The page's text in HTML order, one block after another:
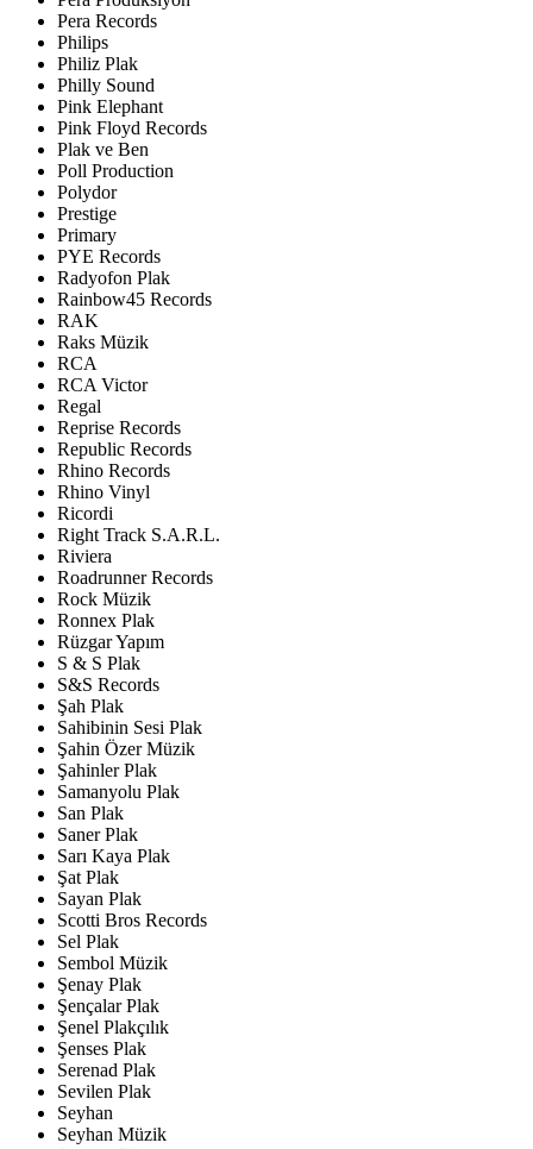
Pera Records
Philips
Philiz Plak
Philly Sound
Pink Elephant
Pink Floyd Records
Plak ve Ben
Poll Production
Polydor
Prestige
Primary
PYE Records
Radyofon Plak
Rainbow45 Records
RAK
Raks Müzik
RCA
RCA Victor
Regal
Reprise Records
Republic Records
Rhino Records
Rhino Vinyl
Ricordi
Right Track S.A.R.L.
Riviera
Roadrunner Records
Rock Müzik
Ronnex Plak
Rüzgar Yapım
S & S Plak
S&S Records
Şah Plak
Sahibinin Sesi Plak
Şahin Özer Müzik
Şahinler Plak
Samanyolu Plak
San Plak
Saner Plak
Sarı Kaya Plak
Şat Plak
Sayan Plak
Scotti Bros Records
Sel Plak
Sembol Müzik
Şenay Plak
Şençalar Plak
Şenel Plakçılık
Şenses Plak
Serenad Plak
Sevilen Plak
Seyhan
Seyhan Müzik